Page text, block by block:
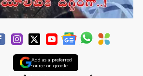
Add as a preferred
source on google